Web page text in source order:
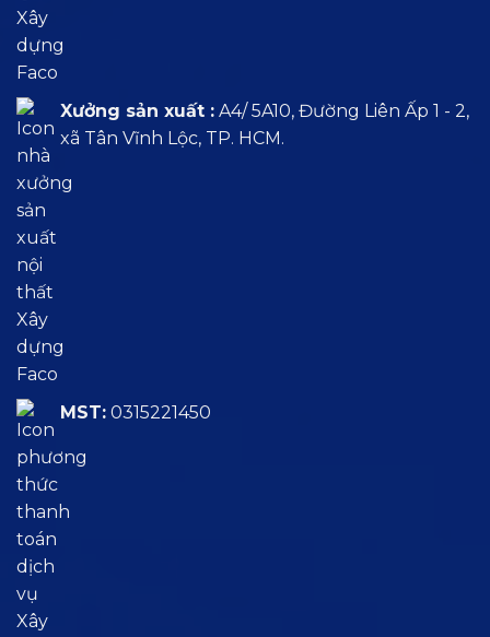
Xưởng sản xuất : A4/ 5A10, Đường Liên Ấp 1 - 2,
xã Tân Vĩnh Lộc, TP. HCM.
MST: 0315221450